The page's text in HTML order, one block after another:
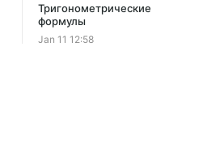
Тригонометрические
формулы
Jan 11 12:58